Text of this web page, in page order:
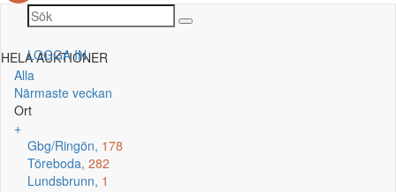
LOGGA IN
HELA AUKTIONER
Alla
Närmaste veckan
Ort
+
Gbg/Ringön, 178
Töreboda, 282
Lundsbrunn, 1